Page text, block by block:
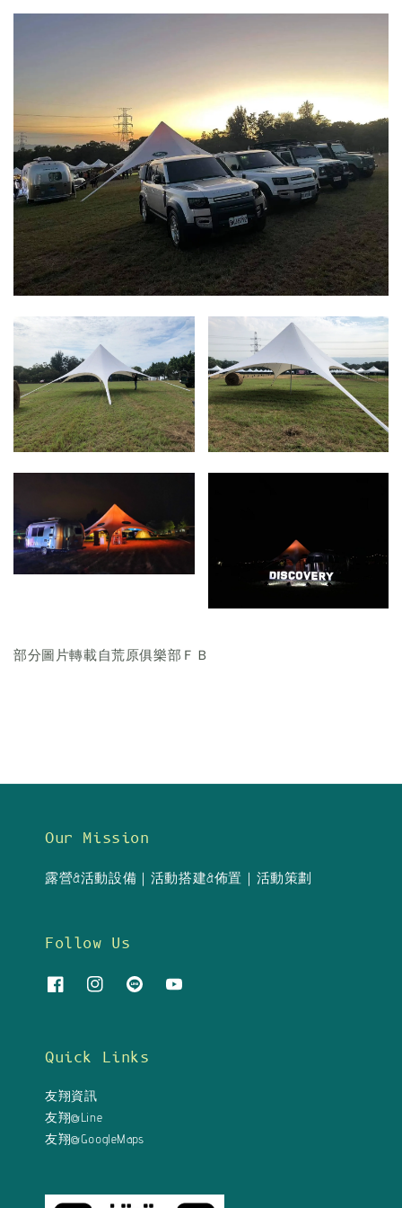
部分圖片轉載自荒原俱樂部ＦＢ
Our Mission
露營&活動設備｜活動搭建&佈置｜活動策劃
Follow Us
Quick Links
友翔資訊
友翔@Line
友翔@GoogleMaps